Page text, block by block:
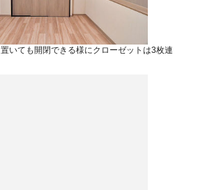
いても開閉できる様にクローゼットは3枚連